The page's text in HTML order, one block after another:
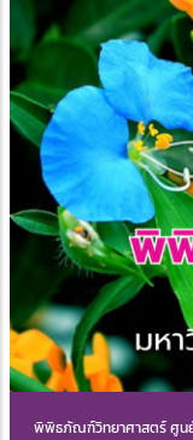
พิพิธภัณฑ์วิทยาศาสตร์ ศูนย์